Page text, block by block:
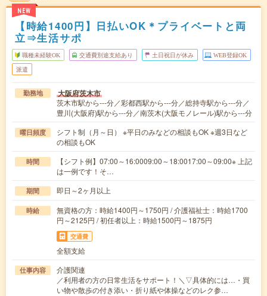
NEW
【時給1400円】日払いOK＊プライベートと両
立⇒生活サポ
職種未経験OK 交通費別途支給あり 土日祝日が休み WEB登録OK
派遣
勤務地 大阪府茨木市
茨木市駅から---分／彩都西駅から---分／総持寺駅から---分／
豊川(大阪府)駅から---分／南茨木(大阪モノレール)駅から---分
曜日頻度
シフト制（月～日） ※平日のみなどの相談もOK ※週3日など
の相談もOK
時間
【シフト例】07:00～16:0009:00～18:0017:00～09:00※ 上記
は一例です！そ…
期間 即日～2ヶ月以上
時給
無資格の方：時給1400円～1750円 / 介護福祉士：時給1700
円～2125円 / 初任者以上：時給1500円～1875円
交通費
全額支給
仕事内容
介護関連
／利用者の方の日常生活をサポート！＼▽具体的には…・買
い物や散歩の付き添い・折り紙や体操などのレク参…